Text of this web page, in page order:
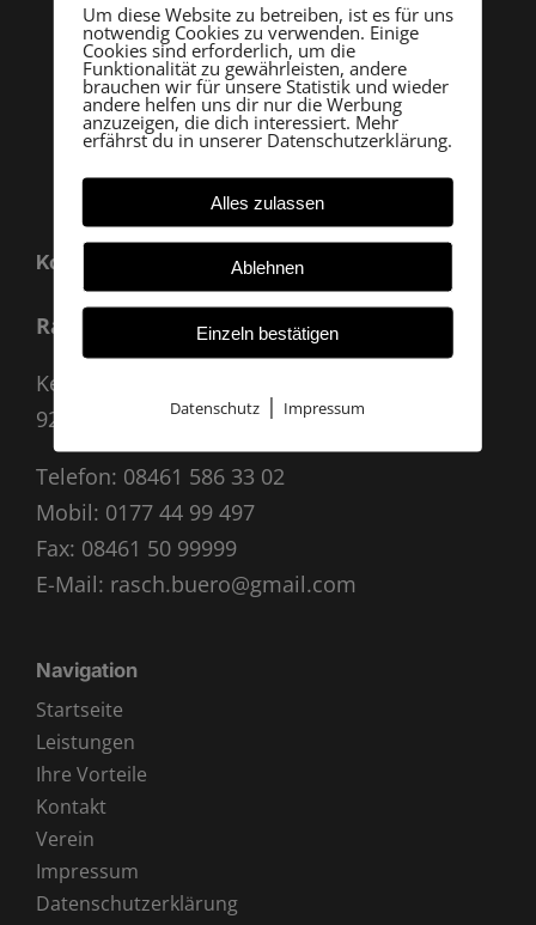
Kontakt
Rasch Archäologie
Kevenhüll A 33
92339 Beilngries
Telefon: 08461 586 33 02
Mobil: 0177 44 99 497
Fax: 08461 50 99999
E-Mail: rasch.buero@gmail.com
Navigation
Startseite
Leistungen
Ihre Vorteile
Kontakt
Verein
Impressum
Datenschutzerklärung
Um diese Website zu betreiben, ist es für uns
notwendig Cookies zu verwenden. Einige
Cookies sind erforderlich, um die
Funktionalität zu gewährleisten, andere
brauchen wir für unsere Statistik und wieder
andere helfen uns dir nur die Werbung
anzuzeigen, die dich interessiert. Mehr
erfährst du in unserer Datenschutzerklärung.
Alles zulassen
Ablehnen
Einzeln bestätigen
Datenschutz | Impressum